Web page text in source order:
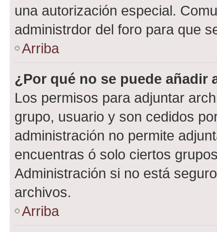
una autorización especial.
administrdor del foro para que
Arriba
¿Por qué no se puede añadir
Los permisos para adjuntar
grupo, usuario y son cedidos
administración no permite
encuentras ó solo ciertos
Administración si no está
archivos.
Arriba